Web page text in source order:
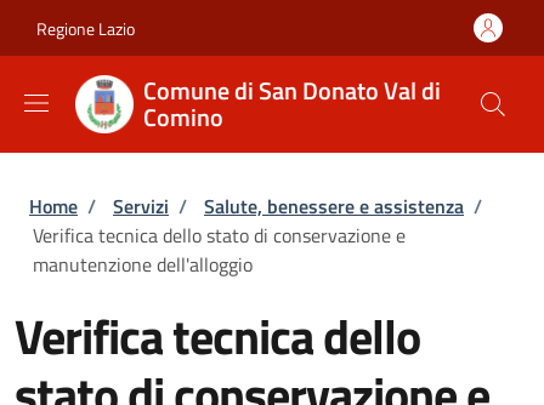
Regione Lazio
Comune di San Donato Val di
Comino
Briciole di pane
Home / Servizi / Salute, benessere e assistenza /
Verifica tecnica dello stato di conservazione e
manutenzione dell'alloggio
Verifica tecnica dello